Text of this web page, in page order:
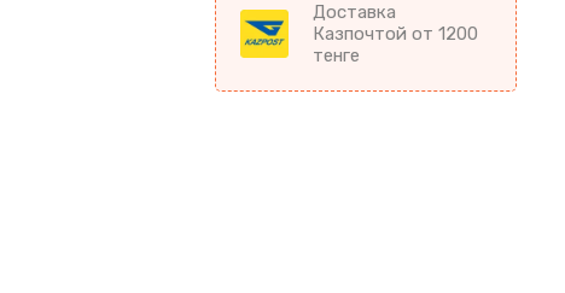
Доставка
Казпочтой от 1200
тенге